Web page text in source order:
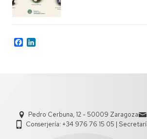
Facebook
Pedro Cerbuna, 12 - 50009 Zaragoza
Conserjería: +34 976 76 15 05 |